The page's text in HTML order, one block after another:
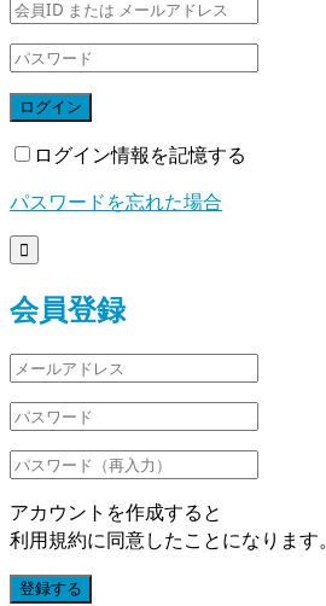
ログイン
ログイン情報を記憶する
パスワードを忘れた場合

会員登録
アカウントを作成すると
利用規約に同意したことになります。
登録する